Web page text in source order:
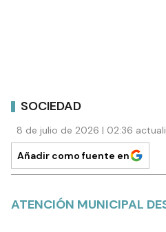
SOCIEDAD
8 de julio de 2026 | 02:36
Añadir como fuente en
ATENCIÓN MUNICIPAL